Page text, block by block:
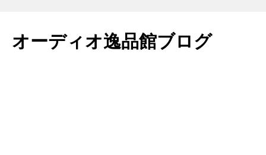
テ
ン
オーディオ逸品館ブログ